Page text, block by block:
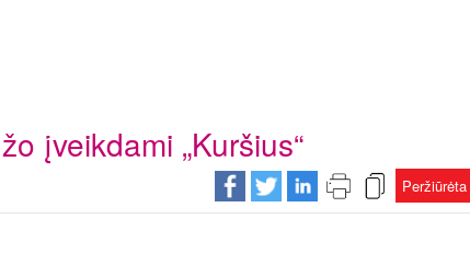
įveikdami „Kuršius“
Peržiūrėta